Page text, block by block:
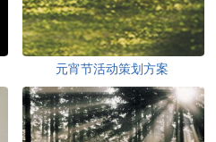
元宵节活动策划方案